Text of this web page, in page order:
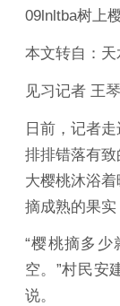
09lnltba树上
本文转自：
见习记者 王琴
日前，记者
排排错落有
大樱桃沐浴
摘成熟的果实
“樱桃摘多
空。”村民安
说。